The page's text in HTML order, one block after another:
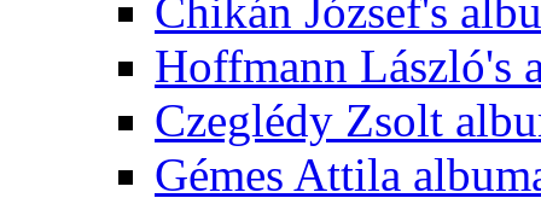
Chikán József's
Hoffmann László's
Czeglédy Zsolt
Gémes Attila